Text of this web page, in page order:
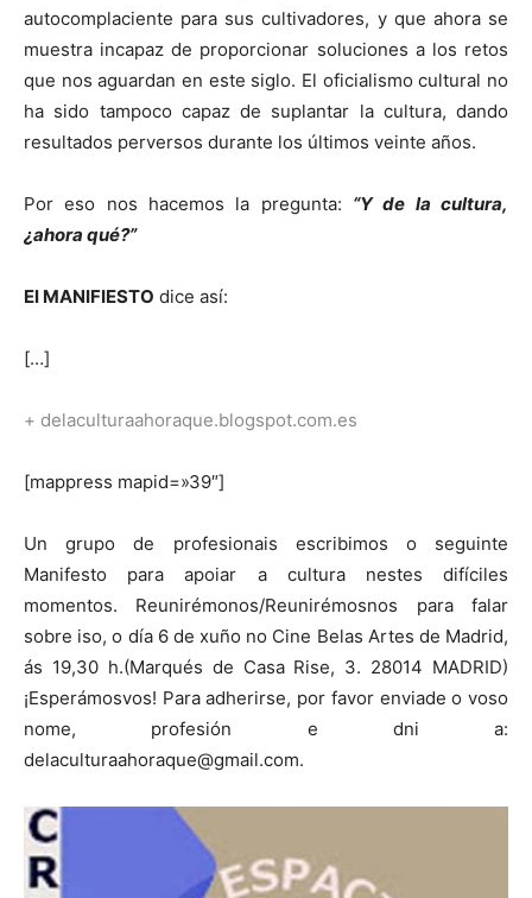
autocomplaciente para sus cultivadores, y que ahora se
muestra incapaz de proporcionar soluciones a los retos
que nos aguardan en este siglo. El oficialismo cultural no
ha sido tampoco capaz de suplantar la cultura, dando
resultados perversos durante los últimos veinte años.
Por eso nos hacemos la pregunta: “Y de la cultura,
¿ahora qué?”
El MANIFIESTO dice así:
[…]
+ delaculturaahoraque.blogspot.com.es
[mappress mapid=»39″]
Un grupo de profesionais escribimos o seguinte
Manifesto para apoiar a cultura nestes difíciles
momentos. Reunirémonos/Reunirémosnos para falar
sobre iso, o día 6 de xuño no Cine Belas Artes de Madrid,
ás 19,30 h.(Marqués de Casa Rise, 3. 28014 MADRID)
¡Esperámosvos! Para adherirse, por favor enviade o voso
nome, profesión e dni a:
delaculturaahoraque@gmail.com.